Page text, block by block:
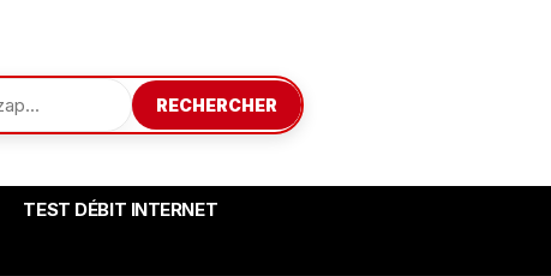
RECHERCHER
TEST DÉBIT INTERNET